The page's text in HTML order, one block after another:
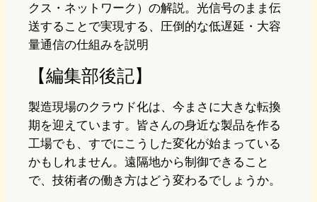
クス・ネットワーク）の解説。光信号のまま伝
送することで実現する、圧倒的な低遅延・大容
量通信の仕組みを説明
【編集部後記】
製造現場のクラウド化は、今まさに大きな転換
期を迎えています。皆さんの身近な製品を作る
工場でも、すでにこうした変化が始まっている
かもしれません。遠隔地から制御できること
で、技術者の働き方はどう変わるでしょうか。